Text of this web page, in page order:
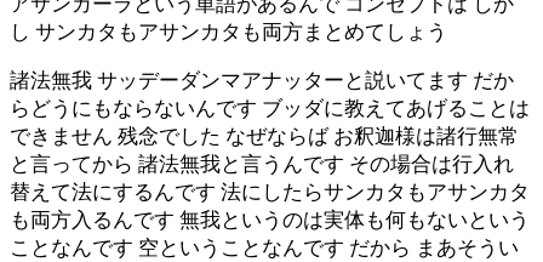
し サンカタもアサンカタも両方まとめてしょう
諸法無我 サッデーダンマアナッターと説いてます だか
らどうにもならないんです ブッダに教えてあげることは
できません 残念でした なぜならば お釈迦様は諸行無常
と言ってから 諸法無我と言うんです その場合は行入れ
替えて法にするんです 法にしたらサンカタもアサンカタ
も両方入るんです 無我というのは実体も何もないという
ことなんです 空ということなんです だから まあそうい